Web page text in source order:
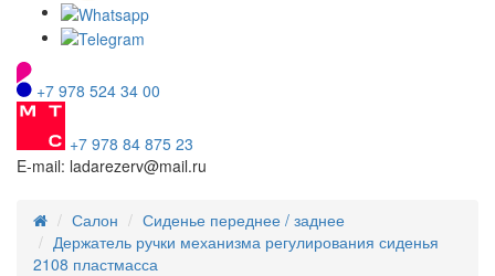
+7 978 524 34 00
+7 978 84 875 23
E-mail: ladarezerv@mail.ru
Салон
Сиденье переднее / заднее
Держатель ручки механизма регулирования сиденья
2108 пластмасса